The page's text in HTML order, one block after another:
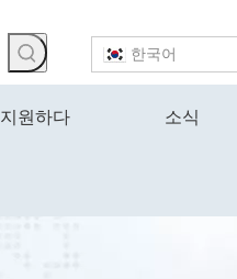
한국어
지원하다 소식